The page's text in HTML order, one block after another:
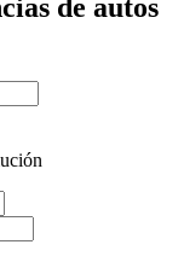
de autos